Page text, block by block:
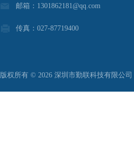
邮箱：1301862181@qq.com
传真：027-87719400
版权所有 © 2026 深圳市勤联科技有限公司